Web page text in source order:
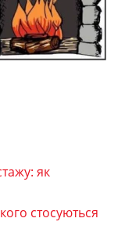
як
стосуються